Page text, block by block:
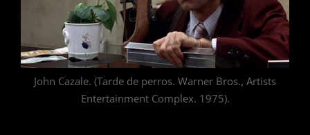
John Cazale. (Tarde de perros. Warner Bros., Artists
Entertainment Complex. 1975).